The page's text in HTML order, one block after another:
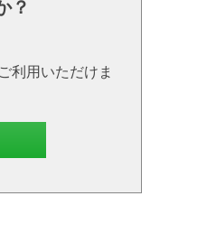
？
利用いただけま